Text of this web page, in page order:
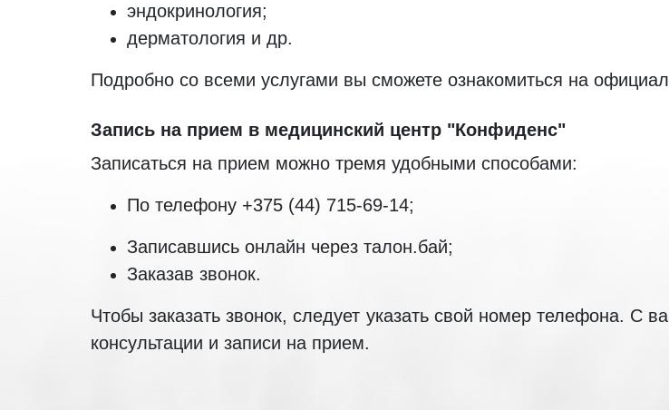
эндокринология;
дерматология и др.
Подробно со всеми услугами вы сможете ознакомиться на
Запись на прием в медицинский центр "Конфиденс"
Записаться на прием можно тремя удобными способами:
По телефону +375 (44) 715-69-14;
Записавшись онлайн через талон.бай;
Заказав звонок.
Чтобы заказать звонок, следует указать свой номер телефона. С
консультации и записи на прием.